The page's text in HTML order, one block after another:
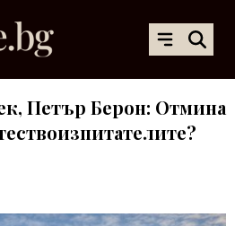
Петър Берон: Отмина